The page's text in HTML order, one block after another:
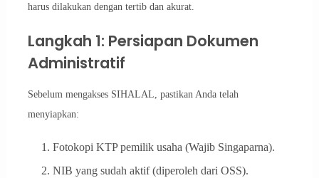
harus dilakukan dengan tertib dan akurat.
Langkah 1: Persiapan Dokumen
Administratif
Sebelum mengakses SIHALAL, pastikan Anda telah
menyiapkan:
Fotokopi KTP pemilik usaha (Wajib Singaparna).
NIB yang sudah aktif (diperoleh dari OSS).